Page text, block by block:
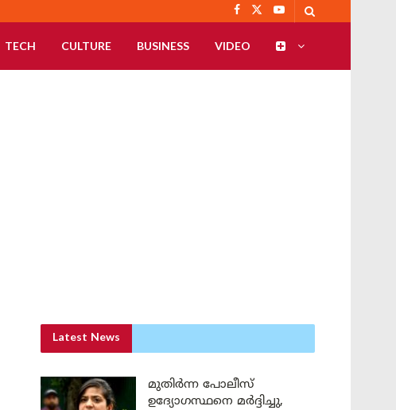
TECH CULTURE BUSINESS VIDEO
Latest News
മുതിർന്ന പോലീസ്
ഉദ്യോഗസ്ഥനെ മർദ്ദിച്ചു,